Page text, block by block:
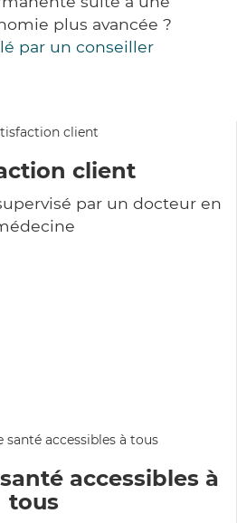
plus avancée ?
par un conseiller
client
par un docteur en
accessibles à
tous